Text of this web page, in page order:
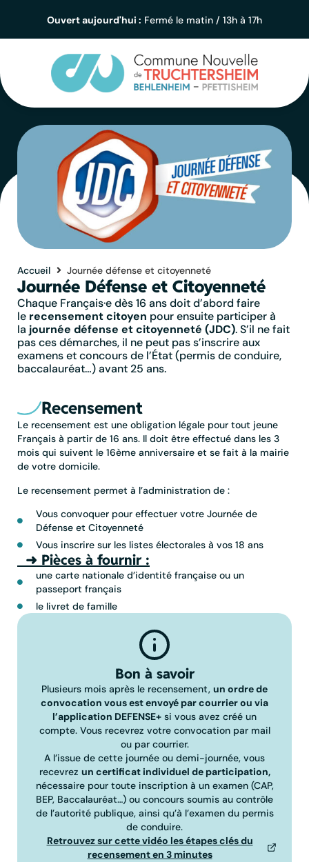
Ouvert aujourd'hui : Fermé le matin / 13h à 17h
Accueil Journée défense et citoyenneté
Journée Défense et Citoyenneté
Chaque Français·e dès 16 ans doit d’abord faire
le recensement citoyen pour ensuite participer à
la journée défense et citoyenneté (JDC). S’il ne fait
pas ces démarches, il ne peut pas s’inscrire aux
examens et concours de l’État (permis de conduire,
baccalauréat…) avant 25 ans.
Recensement
Le recensement est une obligation légale pour tout jeune
Français à partir de 16 ans. Il doit être effectué dans les 3
mois qui suivent le 16ème anniversaire et se fait à la mairie
de votre domicile.
Le recensement permet à l’administration de :
Vous convoquer pour effectuer votre Journée de
Défense et Citoyenneté
Vous inscrire sur les listes électorales à vos 18 ans
➜ Pièces à fournir :
une carte nationale d’identité française ou un
passeport français
le livret de famille
Bon à savoir
Plusieurs mois après le recensement, un ordre de
convocation vous est envoyé par courrier ou via
l’application DEFENSE+ si vous avez créé un
compte. Vous recevrez votre convocation par mail
ou par courrier.
A l’issue de cette journée ou demi-journée, vous
recevrez un certificat individuel de participation,
nécessaire pour toute inscription à un examen (CAP,
BEP, Baccalauréat…) ou concours soumis au contrôle
de l’autorité publique, ainsi qu’à l’examen du permis
de conduire.
Retrouvez sur cette vidéo les étapes clés du
recensement en 3 minutes